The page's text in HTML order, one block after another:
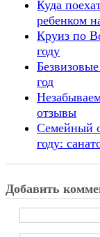
Куда
ребенком
Круиз по
году
год
отзывы
Семейный
году:
Добавить